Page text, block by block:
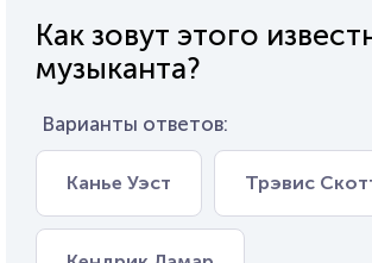
Как зовут этого
музыканта?
Варианты ответов:
Канье Уэст Трэвис